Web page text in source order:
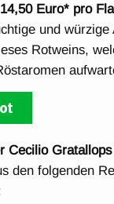
14,50 Euro* pro
und würzige
Rotweins,
Cecilio
den folgenden